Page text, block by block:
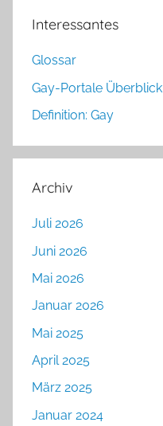
Interessantes
Glossar
Gay-Portale Überblick
Definition: Gay
Archiv
Juli 2026
Juni 2026
Mai 2026
Januar 2026
Mai 2025
April 2025
März 2025
Januar 2024